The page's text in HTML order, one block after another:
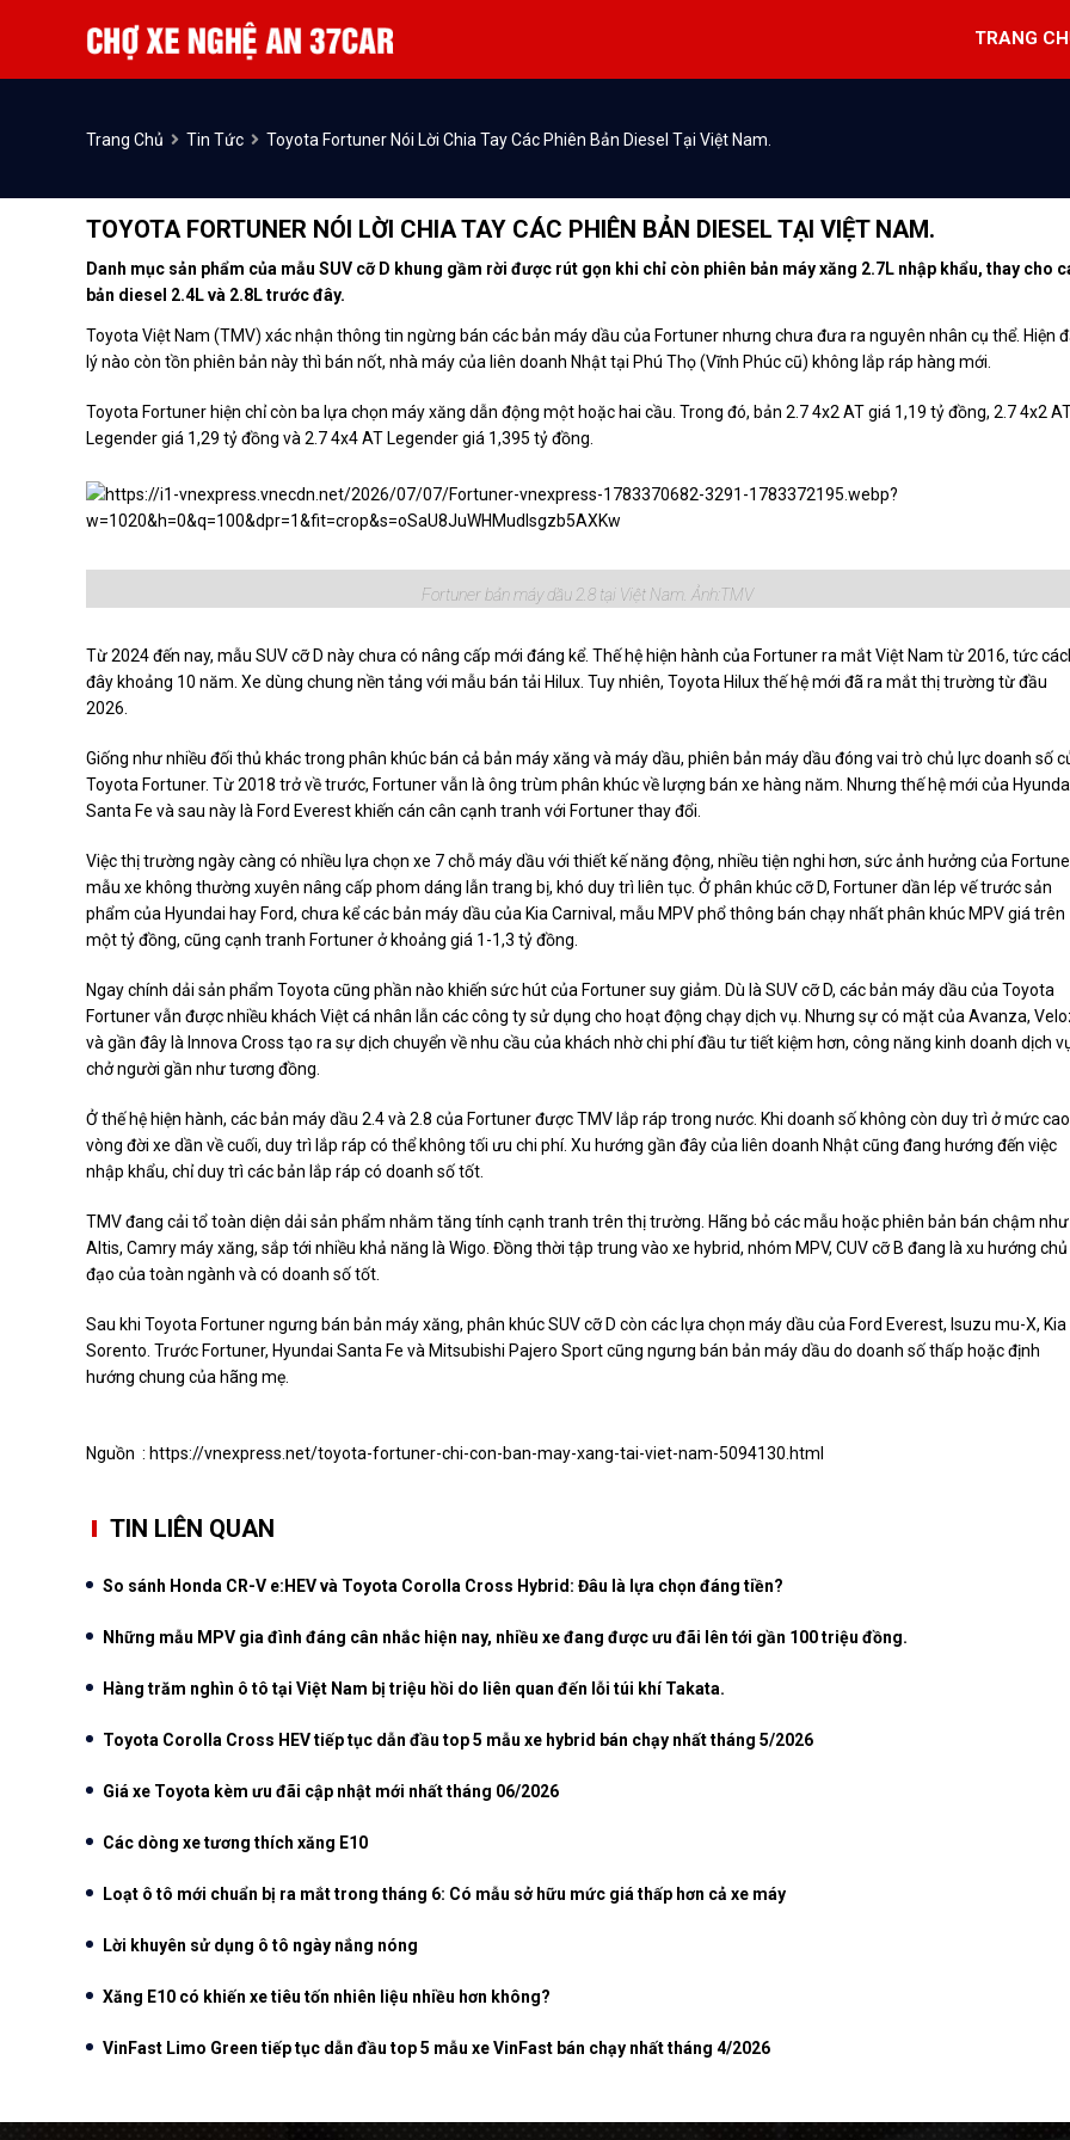
TRANG
Trang Chủ Tin Tức Toyota Fortuner Nói Lời Chia Tay Các Phiên Bản Diesel Tại Việt Nam.
TOYOTA FORTUNER NÓI LỜI CHIA TAY CÁC PHIÊN BẢN DIESEL TẠI VIỆT NAM.
Danh mục sản phẩm của mẫu SUV cỡ D khung gầm rời được rút gọn khi chỉ còn phiên bản máy xăng 2.7L nhập khẩu, thay cho
bản diesel 2.4L và 2.8L trước đây.
Toyota Việt Nam (TMV) xác nhận thông tin ngừng bán các bản máy dầu của Fortuner nhưng chưa đưa ra nguyên nhân cụ thể. Hiện
lý nào còn tồn phiên bản này thì bán nốt, nhà máy của liên doanh Nhật tại Phú Thọ (Vĩnh Phúc cũ) không lắp ráp hàng mới.
Toyota Fortuner hiện chỉ còn ba lựa chọn máy xăng dẫn động một hoặc hai cầu. Trong đó, bản 2.7 4x2 AT giá 1,19 tỷ đồng, 2.7 4x2
Legender giá 1,29 tỷ đồng và 2.7 4x4 AT Legender giá 1,395 tỷ đồng.
Fortuner bản máy dầu 2.8 tại Việt Nam. Ảnh:TMV
Từ 2024 đến nay, mẫu SUV cỡ D này chưa có nâng cấp mới đáng kể. Thế hệ hiện hành của Fortuner ra mắt Việt Nam từ 2016, tức
đây khoảng 10 năm. Xe dùng chung nền tảng với mẫu bán tải Hilux. Tuy nhiên, Toyota Hilux thế hệ mới đã ra mắt thị trường từ đầu
2026.
Giống như nhiều đối thủ khác trong phân khúc bán cả bản máy xăng và máy dầu, phiên bản máy dầu đóng vai trò chủ lực doanh số
Toyota Fortuner. Từ 2018 trở về trước, Fortuner vẫn là ông trùm phân khúc về lượng bán xe hàng năm. Nhưng thế hệ mới của
Santa Fe và sau này là Ford Everest khiến cán cân cạnh tranh với Fortuner thay đổi.
Việc thị trường ngày càng có nhiều lựa chọn xe 7 chỗ máy dầu với thiết kế năng động, nhiều tiện nghi hơn, sức ảnh hưởng của
mẫu xe không thường xuyên nâng cấp phom dáng lẫn trang bị, khó duy trì liên tục. Ở phân khúc cỡ D, Fortuner dần lép vế trước sản
phẩm của Hyundai hay Ford, chưa kể các bản máy dầu của Kia Carnival, mẫu MPV phổ thông bán chạy nhất phân khúc MPV giá trên
một tỷ đồng, cũng cạnh tranh Fortuner ở khoảng giá 1-1,3 tỷ đồng.
Ngay chính dải sản phẩm Toyota cũng phần nào khiến sức hút của Fortuner suy giảm. Dù là SUV cỡ D, các bản máy dầu của Toyota
Fortuner vẫn được nhiều khách Việt cá nhân lẫn các công ty sử dụng cho hoạt động chạy dịch vụ. Nhưng sự có mặt của Avanza,
và gần đây là Innova Cross tạo ra sự dịch chuyển về nhu cầu của khách nhờ chi phí đầu tư tiết kiệm hơn, công năng kinh doanh dịch
chở người gần như tương đồng.
Ở thế hệ hiện hành, các bản máy dầu 2.4 và 2.8 của Fortuner được TMV lắp ráp trong nước. Khi doanh số không còn duy trì ở mức
vòng đời xe dần về cuối, duy trì lắp ráp có thể không tối ưu chi phí. Xu hướng gần đây của liên doanh Nhật cũng đang hướng đến việc
nhập khẩu, chỉ duy trì các bản lắp ráp có doanh số tốt.
TMV đang cải tổ toàn diện dải sản phẩm nhằm tăng tính cạnh tranh trên thị trường. Hãng bỏ các mẫu hoặc phiên bản bán chậm như
Altis, Camry máy xăng, sắp tới nhiều khả năng là Wigo. Đồng thời tập trung vào xe hybrid, nhóm MPV, CUV cỡ B đang là xu hướng chủ
đạo của toàn ngành và có doanh số tốt.
Sau khi Toyota Fortuner ngưng bán bản máy xăng, phân khúc SUV cỡ D còn các lựa chọn máy dầu của Ford Everest, Isuzu mu-X, Kia
Sorento. Trước Fortuner, Hyundai Santa Fe và Mitsubishi Pajero Sport cũng ngưng bán bản máy dầu do doanh số thấp hoặc định
hướng chung của hãng mẹ.
Nguồn : https://vnexpress.net/toyota-fortuner-chi-con-ban-may-xang-tai-viet-nam-5094130.html
TIN LIÊN QUAN
So sánh Honda CR-V e:HEV và Toyota Corolla Cross Hybrid: Đâu là lựa chọn đáng tiền?
Những mẫu MPV gia đình đáng cân nhắc hiện nay, nhiều xe đang được ưu đãi lên tới gần 100 triệu đồng.
Hàng trăm nghìn ô tô tại Việt Nam bị triệu hồi do liên quan đến lỗi túi khí Takata.
Toyota Corolla Cross HEV tiếp tục dẫn đầu top 5 mẫu xe hybrid bán chạy nhất tháng 5/2026
Giá xe Toyota kèm ưu đãi cập nhật mới nhất tháng 06/2026
Các dòng xe tương thích xăng E10
Loạt ô tô mới chuẩn bị ra mắt trong tháng 6: Có mẫu sở hữu mức giá thấp hơn cả xe máy
Lời khuyên sử dụng ô tô ngày nắng nóng
Xăng E10 có khiến xe tiêu tốn nhiên liệu nhiều hơn không?
VinFast Limo Green tiếp tục dẫn đầu top 5 mẫu xe VinFast bán chạy nhất tháng 4/2026